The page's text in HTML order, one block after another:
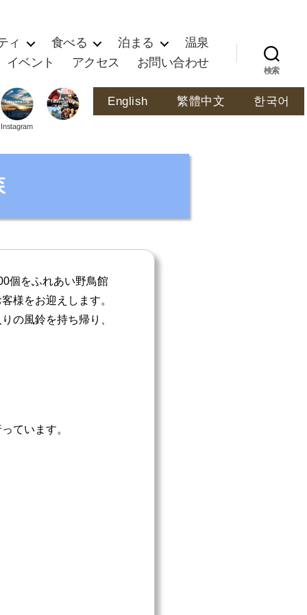
ィ 食べる 泊まる
温泉
イベント アクセス お問い合わせ
検索
Instagram
English 繁體中文 한국어
個をふれあい野鳥館
様をお迎えします。
の風鈴を持ち帰り、
ています。